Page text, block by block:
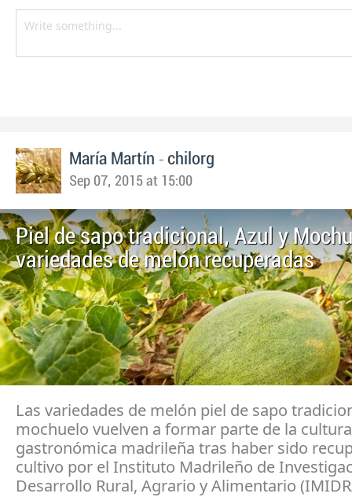
María Martín - chilorg
Sep 07, 2015 at 15:00
Piel de sapo tradicional, Azul y
variedades de melón recuperadas
Las variedades de melón piel de sapo
mochuelo vuelven a formar parte de la cultura
gastronómica madrileña tras haber sido
cultivo por el Instituto Madrileño de
Desarrollo Rural, Agrario y Alimentario